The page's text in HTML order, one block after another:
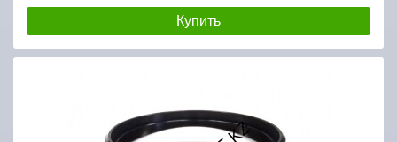
Купить